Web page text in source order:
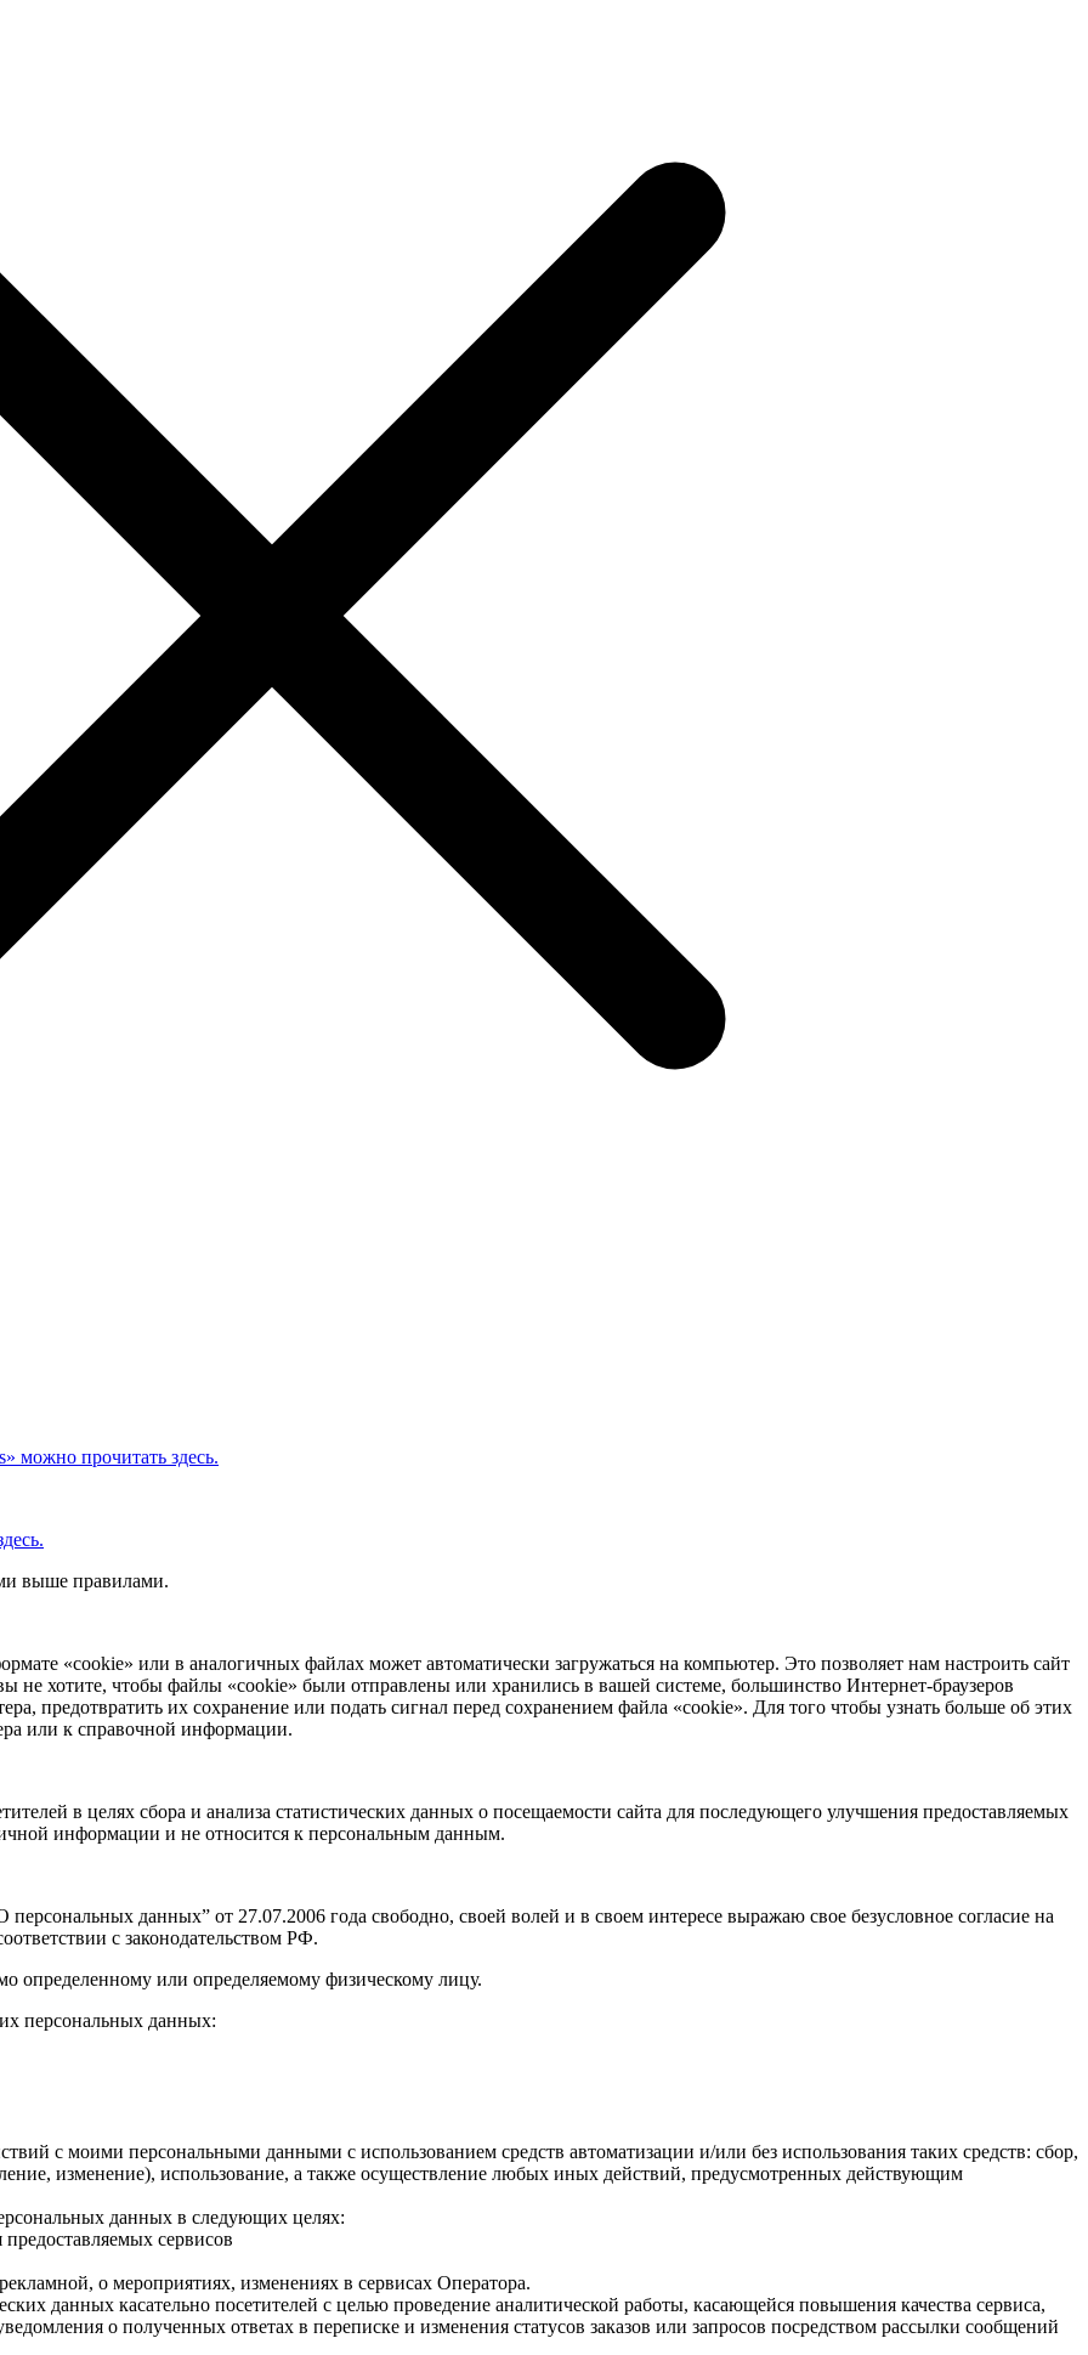
можно прочитать здесь.
выше правилами.
«cookie» или в аналогичных файлах может автоматически загружаться на компьютер. Это позволяет нам настроить сайт
не хотите, чтобы файлы «cookie» были отправлены или хранились в вашей системе, большинство Интернет-браузеров
предотвратить их сохранение или подать сигнал перед сохранением файла «cookie». Для того чтобы узнать больше об этих
или к справочной информации.
в целях сбора и анализа статистических данных о посещаемости сайта для последующего улучшения предоставляемых
информации и не относится к персональным данным.
данных” от 27.07.2006 года свободно, своей волей и в своем интересе выражаю свое безусловное согласие на
с законодательством РФ.
определенному или определяемому физическому лицу.
персональных данных:
с моими персональными данными с использованием средств автоматизации и/или без использования таких средств: сбор,
изменение), использование, а также осуществление любых иных действий, предусмотренных действующим
данных в следующих целях:
сервисов
о мероприятиях, изменениях в сервисах Оператора.
данных касательно посетителей с целью проведение аналитической работы, касающейся повышения качества сервиса,
о полученных ответах в переписке и изменения статусов заказов или запросов посредством рассылки сообщений